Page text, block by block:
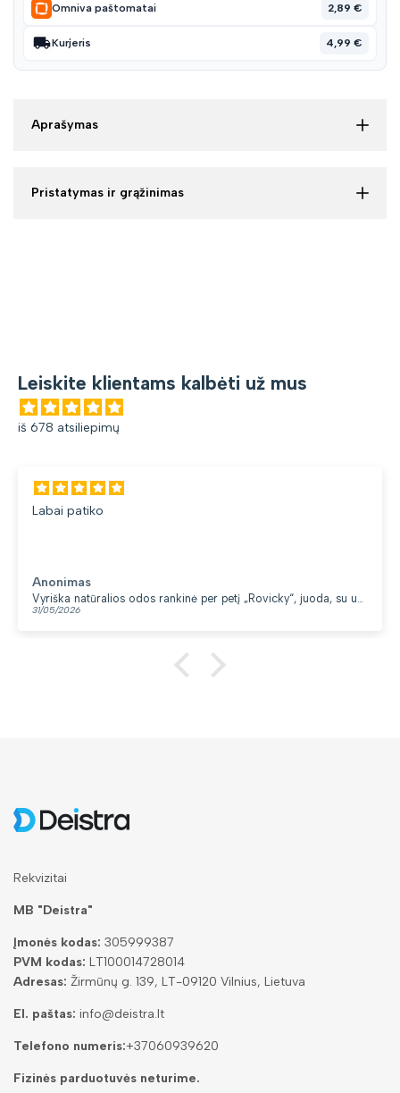
Omniva paštomatai 2,89 €
Kurjeris 4,99 €
Aprašymas
Pristatymas ir grąžinimas
Leiskite klientams kalbėti už mus
iš 678 atsiliepimų
Labai patiko
Anonimas
31/05/2026
Rekvizitai
MB "Deistra"
Įmonės kodas: 305999387
PVM kodas: LT100014728014
Adresas: Žirmūnų g. 139, LT-09120 Vilnius, Lietuva
El. paštas: info@deistra.lt
Telefono numeris:+37060939620
Fizinės parduotuvės neturime.